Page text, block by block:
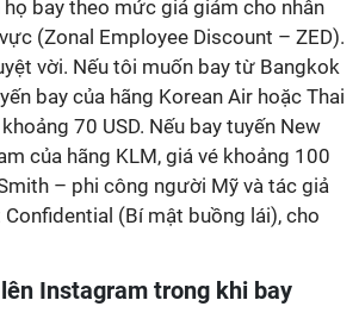
bay theo mức giá giảm cho nhân
(Zonal Employee Discount – ZED).
vời. Nếu tôi muốn bay từ Bangkok
bay của hãng Korean Air hoặc Thai
70 USD. Nếu bay tuyến New
của hãng KLM, giá vé khoảng 100
– phi công người Mỹ và tác giả
(Bí mật buồng lái), cho
Instagram trong khi bay